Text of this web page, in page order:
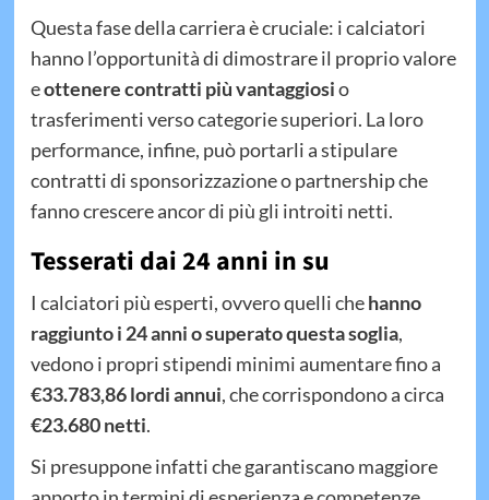
Questa fase della carriera è cruciale: i calciatori
hanno l’opportunità di dimostrare il proprio valore
eottenere contratti più vantaggiosio
trasferimenti verso categorie superiori. La loro
performance, infine, può portarli a stipulare
contratti di sponsorizzazione o partnership che
fanno crescere ancor di più gli introiti netti.
Tesserati dai 24 anni in su
I calciatori più esperti, ovvero quelli chehanno
raggiunto i 24 anni o superato questa soglia,
vedono i propri stipendi minimi aumentare fino a
€33.783,86 lordi annui, che corrispondono a circa
€23.680 netti.
Si presuppone infatti che garantiscano maggiore